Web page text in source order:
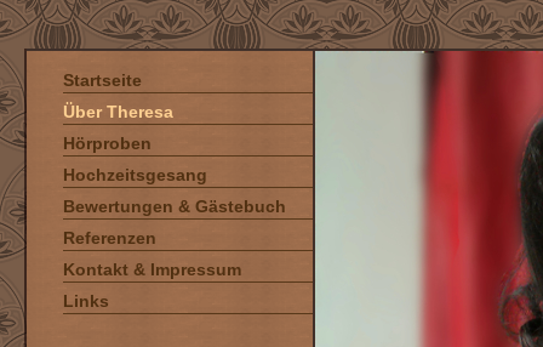
Startseite
Über Theresa
Hörproben
Hochzeitsgesang
Bewertungen & Gästebuch
Referenzen
Kontakt & Impressum
Links